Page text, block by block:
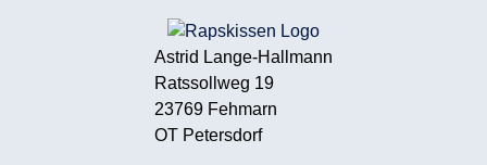
Astrid Lange-Hallmann
Ratssollweg 19
23769 Fehmarn
OT Petersdorf